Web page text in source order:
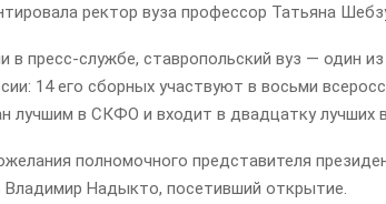
ректор вуза профессор Татьяна
в пресс-службе, ставропольский вуз — один
14 его сборных участвуют в восьми
лучшим в СКФО и входит в двадцатку лучших
полномочного представителя
Владимир Надыкто, посетивший открытие.